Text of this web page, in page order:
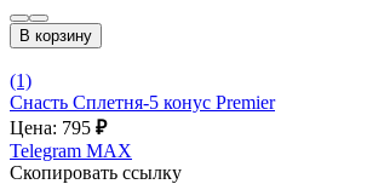
В корзину
(1)
Снасть Сплетня-5 конус Premier
Цена: 795 ₽
Telegram MAX
Скопировать ссылку